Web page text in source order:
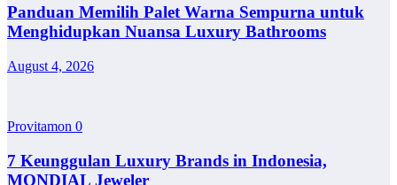
Panduan Memilih Palet Warna Sempurna untuk
Menghidupkan Nuansa Luxury Bathrooms
August 4, 2026
Provitamon 0
7 Keunggulan Luxury Brands in Indonesia,
MONDIAL Jeweler